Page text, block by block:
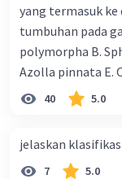
yang termasuk ke
tumbuhan pada
polymorpha B.
Azolla pinnata E.
40 5.0
jelaskan
7 5.0